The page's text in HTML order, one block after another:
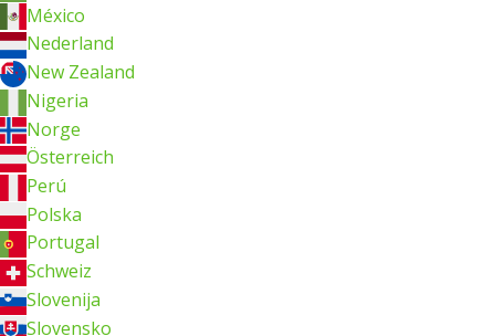
México
Nederland
New Zealand
Nigeria
Norge
Österreich
Perú
Polska
Portugal
Schweiz
Slovenija
Slovensko